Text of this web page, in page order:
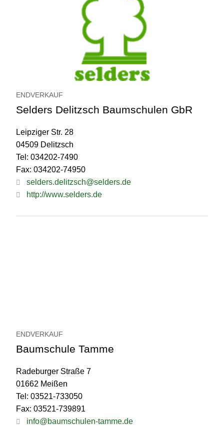
ENDVERKAUF
Selders Delitzsch Baumschulen GbR
Leipziger Str. 28
04509 Delitzsch
Tel: 034202-7490
Fax: 034202-74950
selders.delitzsch@selders.de
http://www.selders.de
ENDVERKAUF
Baumschule Tamme
Radeburger Straße 7
01662 Meißen
Tel: 03521-733050
Fax: 03521-739891
info@baumschulen-tamme.de